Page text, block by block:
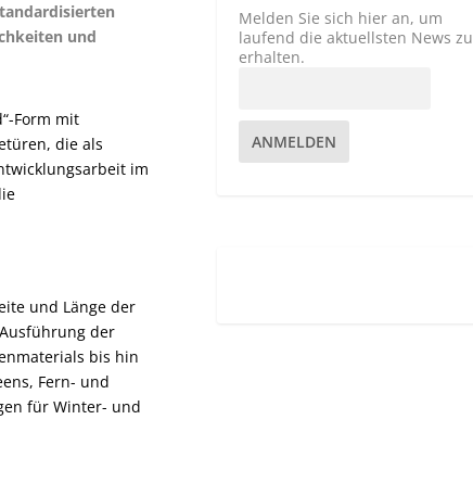
und
Form mit
die als
im
und Länge der
der
bis hin
Fern- und
für Winter- und
Melden Sie sich hier an, um
laufend die aktuellsten News zu
erhalten.
ANMELDEN